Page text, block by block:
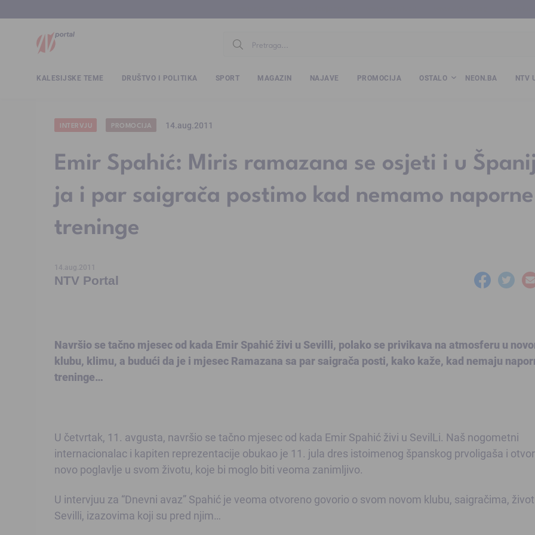
KALESIJSKE TEME DRUŠTVO I POLITIKA SPORT MAGAZIN NAJAVE PROMOCIJA OSTALO NEON.BA NTV
INTERVJU PROMOCIJA 14.aug.2011
Emir Spahić: Miris ramazana se osjeti i u
ja i par saigrača postimo kad nemamo naporne
treninge
14.aug.2011
NTV Portal
Navršio se tačno mjesec od kada Emir Spahić živi u Sevilli, polako se privikava na atmosferu u
klubu, klimu, a budući da je i mjesec Ramazana sa par saigrača posti, kako kaže, kad nemaju
treninge…
U četvrtak, 11. avgusta, navršio se tačno mjesec od kada Emir Spahić živi u SevilLi. Naš nogometni
internacionalac i kapiten reprezentacije obukao je 11. jula dres istoimenog španskog prvoligaša i
novo poglavlje u svom životu, koje bi moglo biti veoma zanimljivo.
U intervjuu za “Dnevni avaz” Spahić je veoma otvoreno govorio o svom novom klubu, saigračima,
Sevilli, izazovima koji su pred njim…